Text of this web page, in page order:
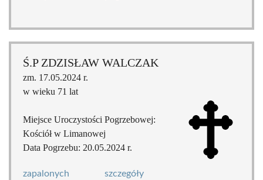
Ś.P ZDZISŁAW WALCZAK
zm. 17.05.2024 r.
w wieku 71 lat
Miejsce Uroczystości Pogrzebowej:
Kościół w Limanowej
Data Pogrzebu: 20.05.2024 r.
zapalonych
szczegóły